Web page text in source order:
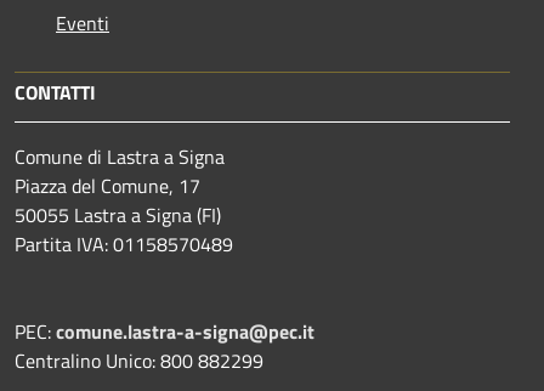
Eventi
CONTATTI
Comune di Lastra a Signa
Piazza del Comune, 17
50055 Lastra a Signa (FI)
Partita IVA: 01158570489
PEC:comune.lastra-a-signa@pec.it
Centralino Unico: 800 882299